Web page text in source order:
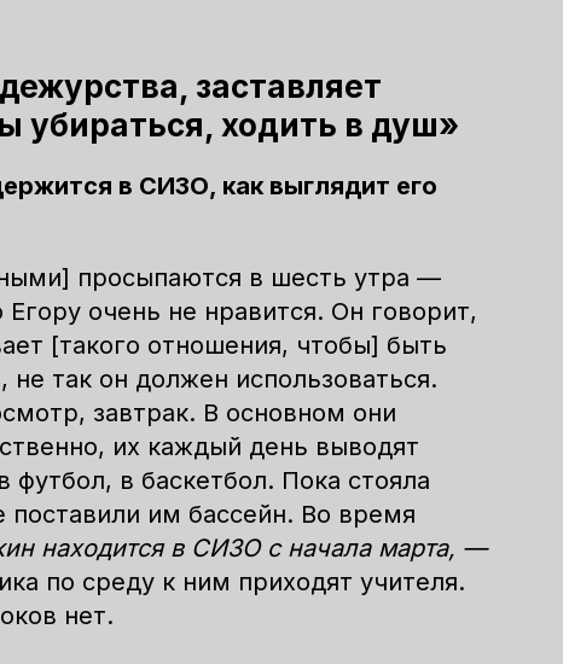
заставляет
убираться, ходить в душ»
в СИЗО, как выглядит его
просыпаются в шесть утра —
очень не нравится. Он говорит,
[такого отношения, чтобы] быть
не так он должен использоваться.
завтрак. В основном они
их каждый день выводят
футбол, в баскетбол. Пока стояла
им бассейн. Во время
находится в СИЗО с начала марта, —
по среду к ним приходят учителя.
нет.